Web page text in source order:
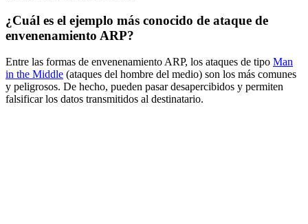
¿Cuál es el ejemplo más conocido de ataque de
envenenamiento ARP?
Entre las formas de envenenamiento ARP, los ataques de tipo Man
in the Middle (ataques del hombre del medio) son los más comunes
y peligrosos. De hecho, pueden pasar desapercibidos y permiten
falsificar los datos transmitidos al destinatario.